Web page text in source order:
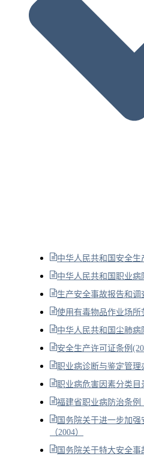
中华人民共和国安全生
中华人民共和国职业病
生产安全事故报告和调
使用有毒物品作业场所
中华人民共和国尘肺病
安全生产许可证条例
职业病诊断与鉴定管理
职业病危害因素分类目
福建省职业病防治条例
国务院关于进一步加
（2004）
国务院关于特大安全